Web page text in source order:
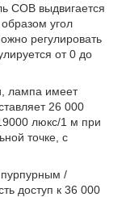
COB выдвигается
угол
регулировать
от 0 до
лампа имеет
26 000
люкс/1 м при
точке, с
/
доступ к 36 000